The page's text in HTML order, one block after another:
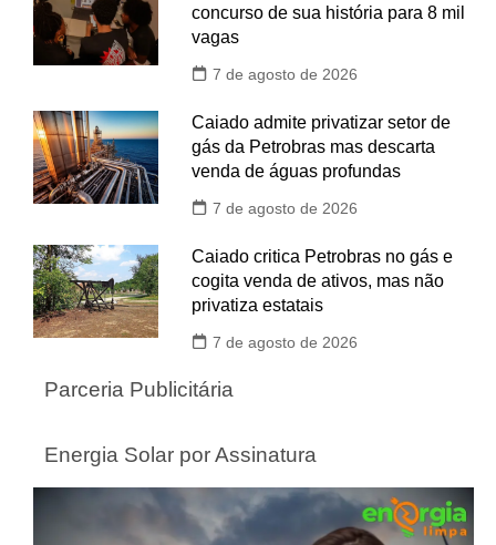
concurso de sua história para 8 mil
vagas
7 de agosto de 2026
Caiado admite privatizar setor de
gás da Petrobras mas descarta
venda de águas profundas
7 de agosto de 2026
Caiado critica Petrobras no gás e
cogita venda de ativos, mas não
privatiza estatais
7 de agosto de 2026
Parceria Publicitária
Energia Solar por Assinatura